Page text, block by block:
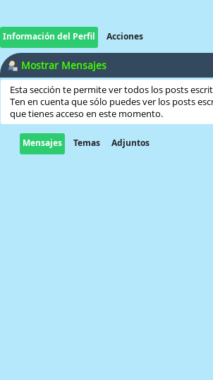
Información del Perfil Acciones
Mostrar Mensajes
Esta sección te permite ver todos los posts
Ten en cuenta que sólo puedes ver los posts
que tienes acceso en este momento.
Mensajes Temas Adjuntos